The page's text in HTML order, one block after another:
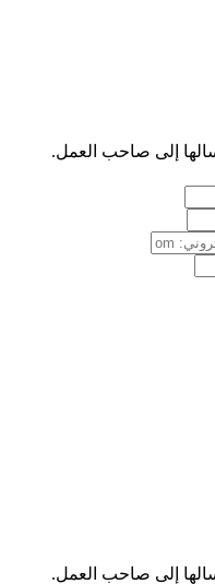
إلى صاحب العمل.
إلى صاحب العمل.